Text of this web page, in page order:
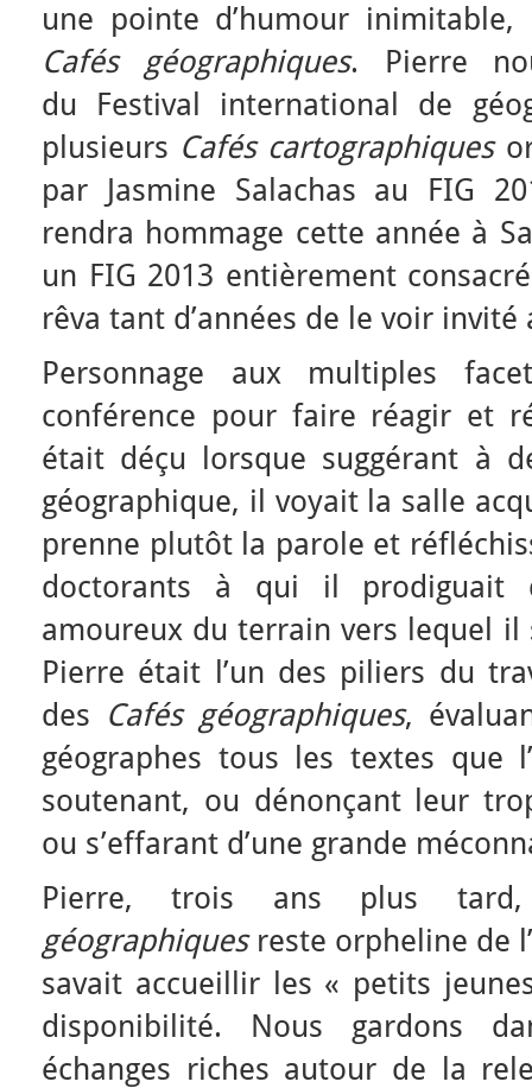
une pointe d’humour
Cafés géographiques. Pierre
du Festival international de
plusieurs Cafés cartographiques
par Jasmine Salachas au FIG
rendra hommage cette année à
un FIG 2013 entièrement
rêva tant d’années de le voir invité
Personnage aux multiples
conférence pour faire réagir et
était déçu lorsque suggérant à
géographique, il voyait la salle
prenne plutôt la parole et
doctorants à qui il prodiguait
amoureux du terrain vers lequel il
Pierre était l’un des piliers du
des Cafés géographiques,
géographes tous les textes que
soutenant, ou dénonçant leur
ou s’effarant d’une grande
Pierre, trois ans plus
géographiquesreste orpheline de
savait accueillir les « petits
disponibilité. Nous gardons
échanges riches autour de la